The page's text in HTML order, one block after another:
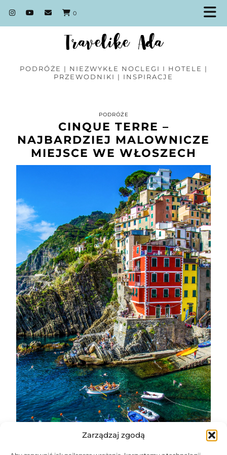
0
Zarządzaj zgodą
PODRÓŻE | NIEZWYKŁE NOCLEGI I HOTELE |
PRZEWODNIKI | INSPIRACJE
PODRÓŻE
CINQUE TERRE –
NAJBARDZIEJ MALOWNICZE
MIEJSCE WE WŁOSZECH